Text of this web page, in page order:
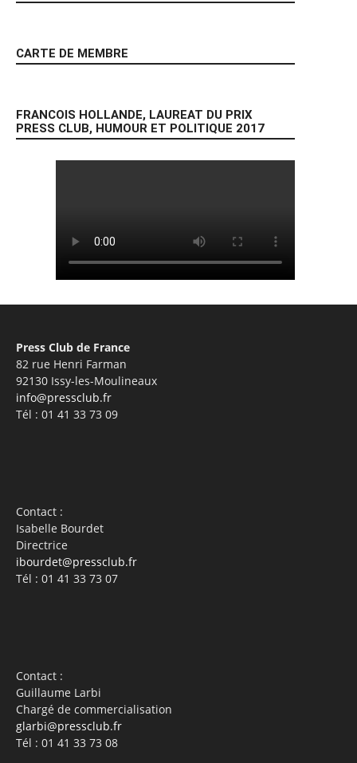
CARTE DE MEMBRE
FRANCOIS HOLLANDE, LAUREAT DU PRIX
PRESS CLUB, HUMOUR ET POLITIQUE 2017
Press Club de France
82 rue Henri Farman
92130 Issy-les-Moulineaux
info@pressclub.fr
Tél : 01 41 33 73 09
Contact :
Isabelle Bourdet
Directrice
ibourdet@pressclub.fr
Tél : 01 41 33 73 07
Contact :
Guillaume Larbi
Chargé de commercialisation
glarbi@pressclub.fr
Tél : 01 41 33 73 08